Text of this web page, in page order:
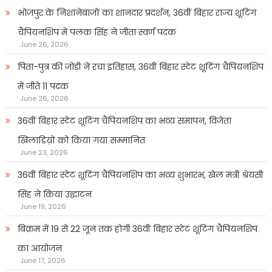
भोजपुर के निशानेबाजों का शानदार प्रदर्शन, 36वीं बिहार राज्य शूटिंग
चैंपियनशिप में पलक सिंह ने जीता स्वर्ण पदक
June 26, 2026
पिता-पुत्र की जोड़ी ने रचा इतिहास, 36वीं बिहार स्टेट शूटिंग चैंपियनशिप
में जीते 11 पदक
June 26, 2026
36वीं बिहार स्टेट शूटिंग चैंपियनशिप का भव्य समापन, विजेता
खिलाडिय़ों को किया गया सम्मानित
June 23, 2026
36वीं बिहार स्टेट शूटिंग चैंपियनशिप का भव्य शुभारंभ, खेल मंत्री श्रेयसी
सिंह ने किया उद्घाटन
June 19, 2026
बिक्रम में 19 से 22 जून तक होगी 36वीं बिहार स्टेट शूटिंग चैंपियनशिप
का आयोजन
June 17, 2026